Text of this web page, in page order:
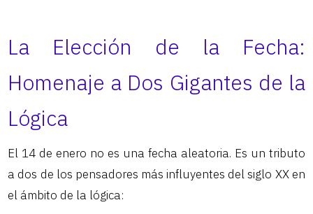
La Elección de la Fecha:
Homenaje a Dos Gigantes de la
Lógica
El 14 de enero no es una fecha aleatoria. Es un tributo
a dos de los pensadores más influyentes del siglo XX en
el ámbito de la lógica: